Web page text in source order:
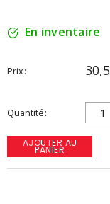
En inventaire
Prix
Quantité
AJOUTER AU
PANIER